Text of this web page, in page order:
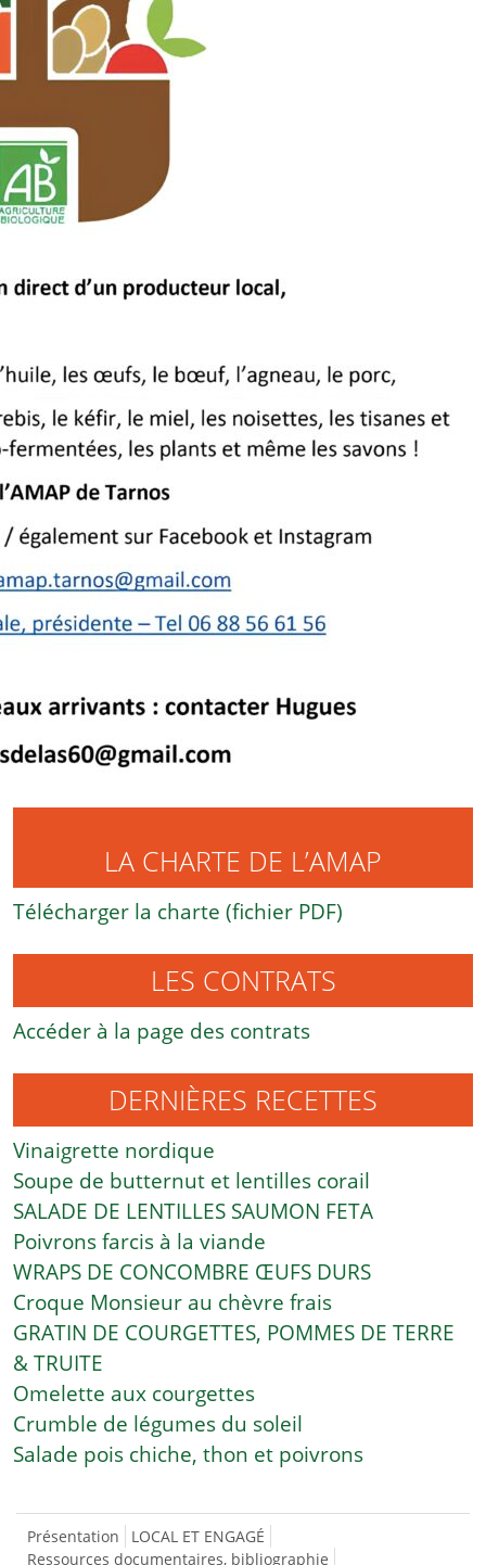
LA CHARTE DE L’AMAP
Télécharger la charte (fichier PDF)
LES CONTRATS
Accéder à la page des contrats
DERNIÈRES RECETTES
Vinaigrette nordique
Soupe de butternut et lentilles corail
SALADE DE LENTILLES SAUMON FETA
Poivrons farcis à la viande
WRAPS DE CONCOMBRE ŒUFS DURS
Croque Monsieur au chèvre frais
GRATIN DE COURGETTES, POMMES DE TERRE
& TRUITE
Omelette aux courgettes
Crumble de légumes du soleil
Salade pois chiche, thon et poivrons
Présentation
LOCAL ET ENGAGÉ
Ressources documentaires, bibliographie